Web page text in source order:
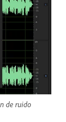
de ruido